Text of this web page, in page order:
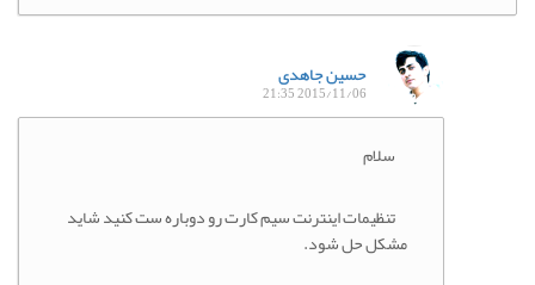
حسین جاهدی
2015/11/06 21:35
سلام
تنظیمات اینترنت سیم کارت رو دوباره ست کنید شاید
مشکل حل شود.